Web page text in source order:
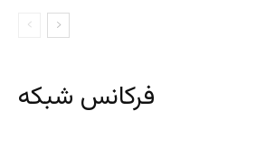
فرکانس شبکه